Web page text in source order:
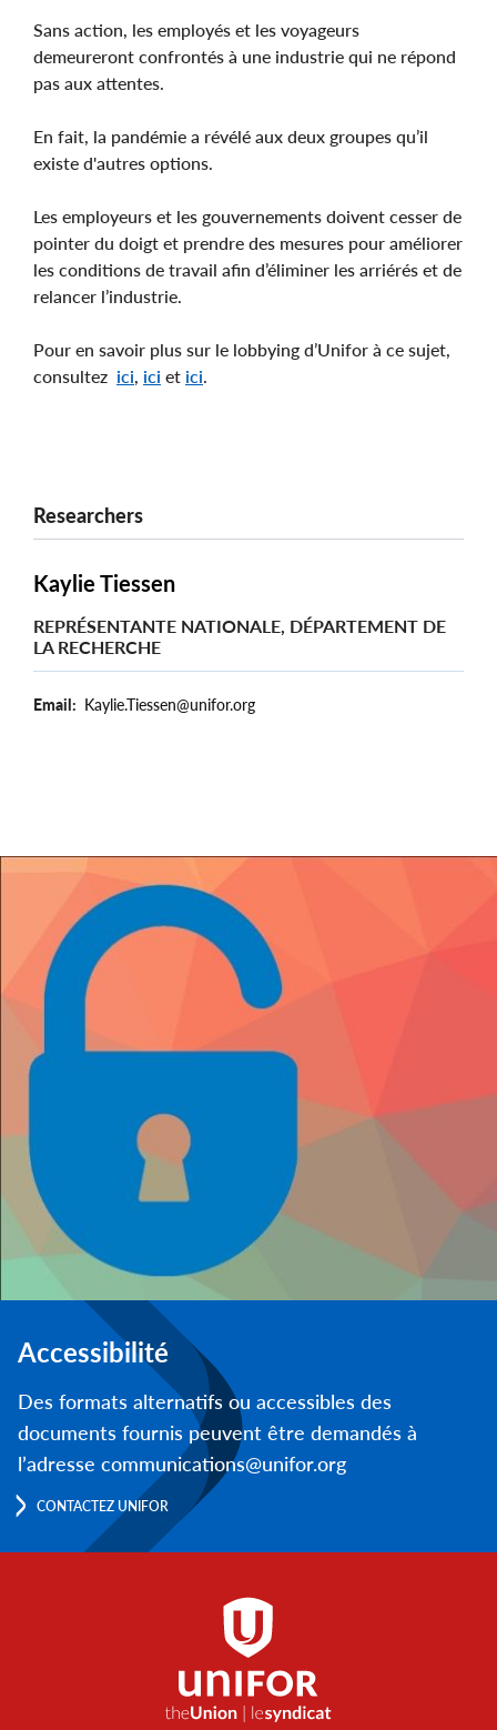
Sans action, les employés et les voyageurs
demeureront confrontés à une industrie qui ne répond
pas aux attentes.
En fait, la pandémie a révélé aux deux groupes qu’il
existe d'autres options.
Les employeurs et les gouvernements doivent cesser de
pointer du doigt et prendre des mesures pour améliorer
les conditions de travail afin d’éliminer les arriérés et de
relancer l’industrie.
Pour en savoir plus sur le lobbying d’Unifor à ce sujet,
consultez ici ici et ici
Researchers
Kaylie Tiessen
REPRÉSENTANTE NATIONALE, DÉPARTEMENT DE
LA RECHERCHE
Email Kaylie.Tiessen@unifor.org
Accessibilité
Des formats alternatifs ou accessibles des
documents fournis peuvent être demandés à
l’adresse communications@unifor.org
CONTACTEZ UNIFOR